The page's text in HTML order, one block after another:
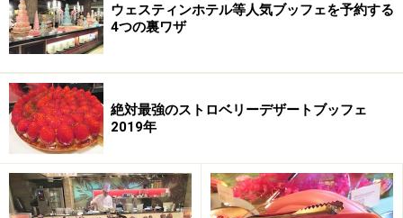
ウェスティンホテル等人気ブッフェを予約する
4つの裏ワザ
絶対最強のストロベリーデザートブッフェ
2019年